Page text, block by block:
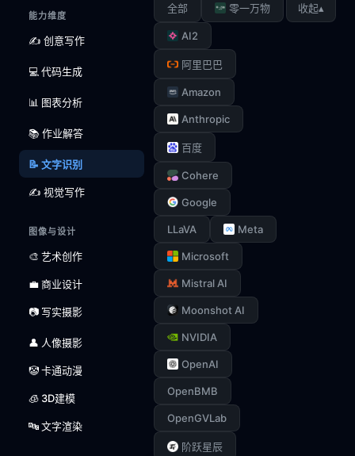
能力维度
✍️ 创意写作
💻 代码生成
📊 图表分析
📚 作业解答
📝 文字识别
✍️ 视觉写作
图像与设计
🎨 艺术创作
💼 商业设计
📷 写实摄影
👤 人像摄影
🤡 卡通动漫
🧊 3D建模
🔤 文字渲染
全部 零一万物
AI2
阿里巴巴
Amazon
Anthropic
百度
Cohere
Google
LLaVA Meta
Microsoft
Mistral AI
Moonshot AI
NVIDIA
OpenAI
OpenBMB
OpenGVLab
阶跃星辰
收起▴